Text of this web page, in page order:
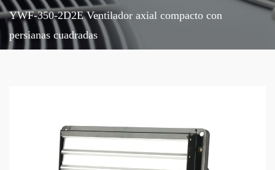
YWF-350-2D2E Ventilador axial compacto con
persianas cuadradas